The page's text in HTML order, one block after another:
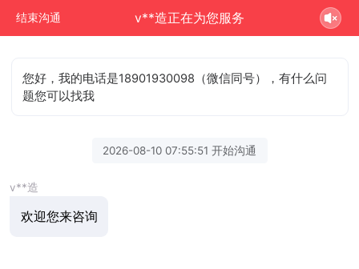
结束沟通 v**造正在为您服务
您好，我的电话是18901930098（微信同号），有什么问
题您可以找我
2026-08-10 07:55:51 开始沟通
v**造
欢迎您来咨询